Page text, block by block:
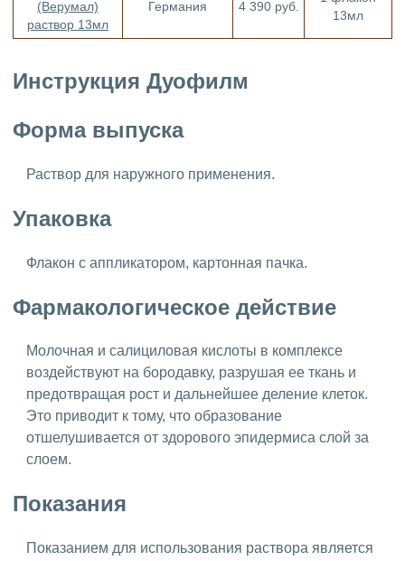
(Верумал)
раствор 13мл
Германия 4 390 руб.
13мл
Инструкция Дуофилм
Форма выпуска
Раствор для наружного применения.
Упаковка
Флакон с аппликатором, картонная пачка.
Фармакологическое действие
Молочная и салициловая кислоты в комплексе
воздействуют на бородавку, разрушая ее ткань и
предотвращая рост и дальнейшее деление клеток.
Это приводит к тому, что образование
отшелушивается от здорового эпидермиса слой за
слоем.
Показания
Показанием для использования раствора является